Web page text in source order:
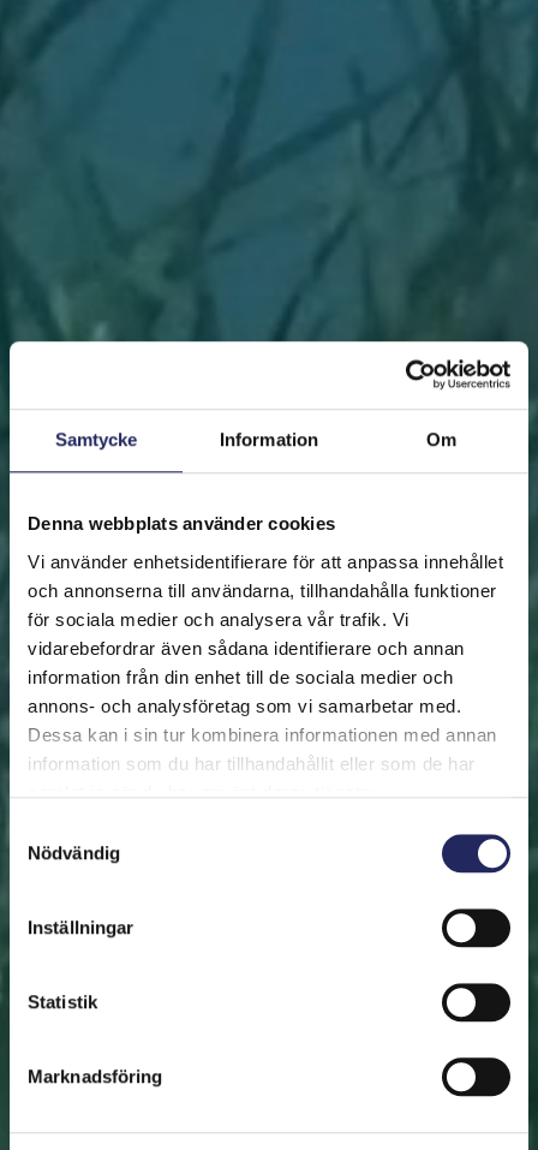
Samtycke Information Om
Denna webbplats använder cookies
Vi använder enhetsidentifierare för att anpassa innehållet
och annonserna till användarna, tillhandahålla funktioner
för sociala medier och analysera vår trafik. Vi
vidarebefordrar även sådana identifierare och annan
information från din enhet till de sociala medier och
annons- och analysföretag som vi samarbetar med.
Dessa kan i sin tur kombinera informationen med annan
information som du har tillhandahållit eller som de har
Nödvändig
Inställningar
Statistik
Marknadsföring
FRAMSIDAN HJÄLP ÖSTERSJÖN RÄDDA EN BIT
Rädda en bit
Hjälp oss att rädda Östersjön. Du kan också ge den
räddade biten som en present. En bit av Östersjön är